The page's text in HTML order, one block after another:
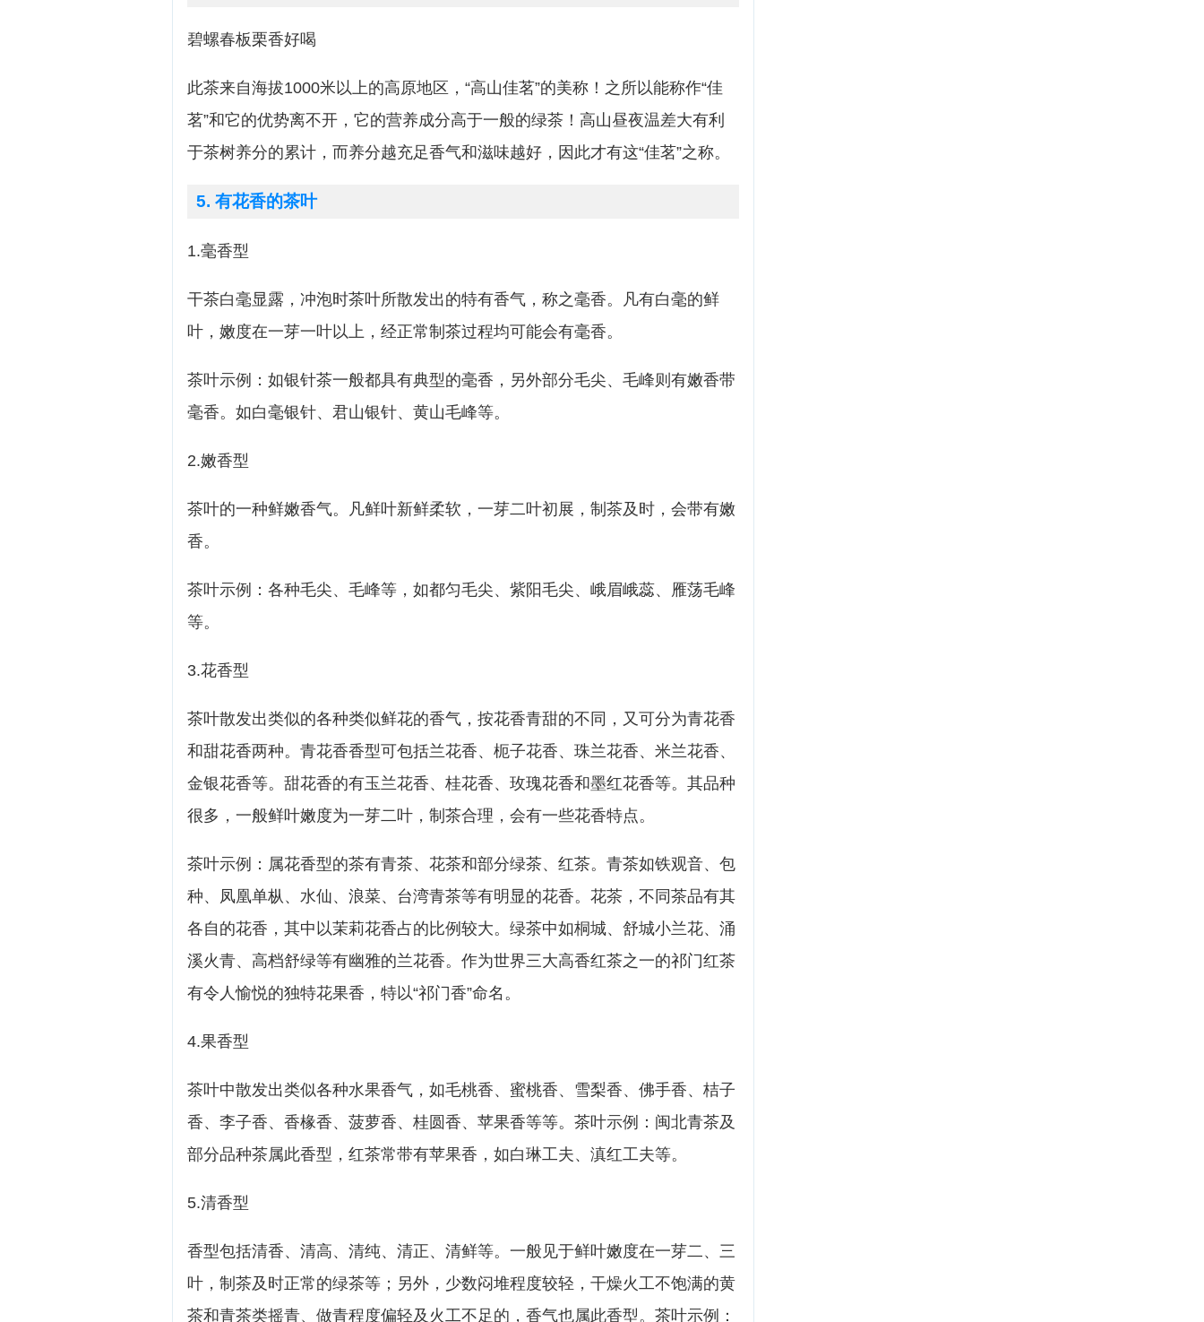
碧螺春板栗香好喝
此茶来自海拔1000米以上的高原地区，“高山佳茗”的美称！之所以能称作“佳
茗”和它的优势离不开，它的营养成分高于一般的绿茶！高山昼夜温差大有利
于茶树养分的累计，而养分越充足香气和滋味越好，因此才有这“佳茗”之称。
5. 有花香的茶叶
1.毫香型
干茶白毫显露，冲泡时茶叶所散发出的特有香气，称之毫香。凡有白毫的鲜
叶，嫩度在一芽一叶以上，经正常制茶过程均可能会有毫香。
茶叶示例：如银针茶一般都具有典型的毫香，另外部分毛尖、毛峰则有嫩香带
毫香。如白毫银针、君山银针、黄山毛峰等。
2.嫩香型
茶叶的一种鲜嫩香气。凡鲜叶新鲜柔软，一芽二叶初展，制茶及时，会带有嫩
香。
茶叶示例：各种毛尖、毛峰等，如都匀毛尖、紫阳毛尖、峨眉峨蕊、雁荡毛峰
等。
3.花香型
茶叶散发出类似的各种类似鲜花的香气，按花香青甜的不同，又可分为青花香
和甜花香两种。青花香香型可包括兰花香、枙子花香、珠兰花香、米兰花香、
金银花香等。甜花香的有玉兰花香、桂花香、玫瑰花香和墨红花香等。其品种
很多，一般鲜叶嫩度为一芽二叶，制茶合理，会有一些花香特点。
茶叶示例：属花香型的茶有青茶、花茶和部分绿茶、红茶。青茶如铁观音、包
种、凤凰单枞、水仙、浪菜、台湾青茶等有明显的花香。花茶，不同茶品有其
各自的花香，其中以茉莉花香占的比例较大。绿茶中如桐城、舒城小兰花、涌
溪火青、高档舒绿等有幽雅的兰花香。作为世界三大高香红茶之一的祁门红茶
有令人愉悦的独特花果香，特以“祁门香”命名。
4.果香型
茶叶中散发出类似各种水果香气，如毛桃香、蜜桃香、雪梨香、佛手香、桔子
香、李子香、香椽香、菠萝香、桂圆香、苹果香等等。茶叶示例：闽北青茶及
部分品种茶属此香型，红茶常带有苹果香，如白琳工夫、滇红工夫等。
5.清香型
香型包括清香、清高、清纯、清正、清鲜等。一般见于鲜叶嫩度在一芽二、三
叶，制茶及时正常的绿茶等；另外，少数闷堆程度较轻，干燥火工不饱满的黄
茶和青茶类摇青、做青程度偏轻及火工不足的，香气也属此香型。茶叶示例：